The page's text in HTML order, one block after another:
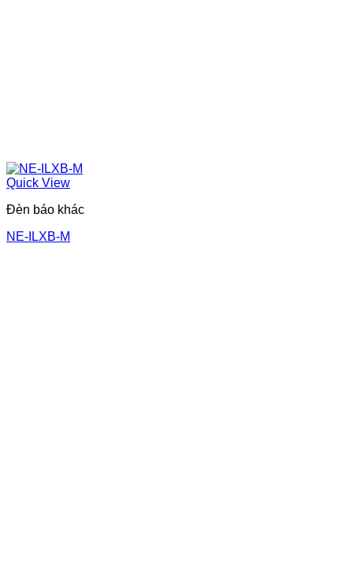
Quick View
Đèn báo khác
NE-ILXB-M